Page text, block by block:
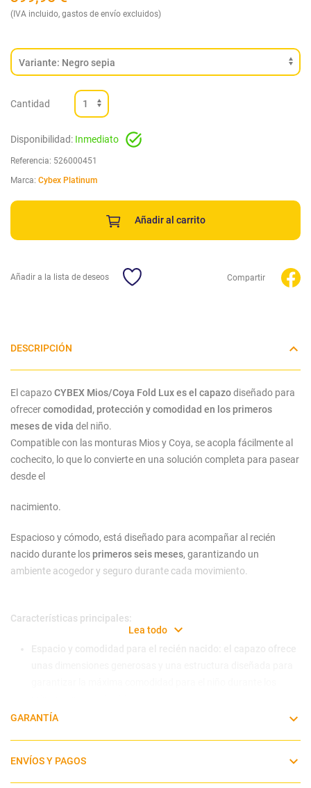
(IVA incluido, gastos de envío excluidos)
Cantidad
Disponibilidad: Inmediato
Referencia: 526000451
Marca: Cybex Platinum
Añadir al carrito
Añadir a la lista de deseos Compartir
DESCRIPCIÓN
El capazoCYBEX Mios/Coya Fold Lux es el capazodiseñado para
ofrecercomodidad, protección y comodidad en los primeros
meses de vida del niño.
Compatible con las monturas Mios y Coya, se acopla fácilmente al
cochecito, lo que lo convierte en una solución completa para pasear
desde el
nacimiento.
Espacioso y cómodo, está diseñado para acompañar al recién
nacido durante los primeros seis meses, garantizando un
ambiente acogedor y seguro durante cada movimiento.
Características principales:
Ventanas
dos ventanas de
y del cielo.
Colchón transpirable:el colchón interior de espuma suave
Lea todo
GARANTÍA
ENVÍOS Y PAGOS